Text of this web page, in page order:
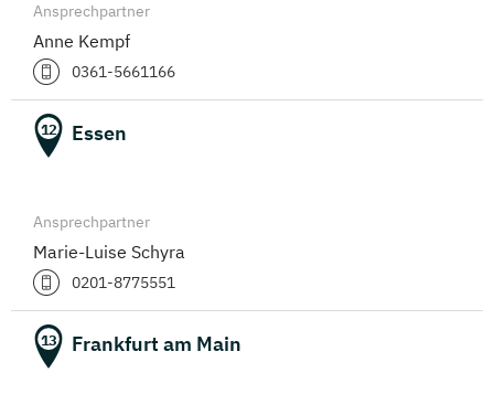
Ansprechpartner
Anne Kempf
0361-5661166
12 Essen
Ansprechpartner
Marie-Luise Schyra
0201-8775551
13 Frankfurt am Main